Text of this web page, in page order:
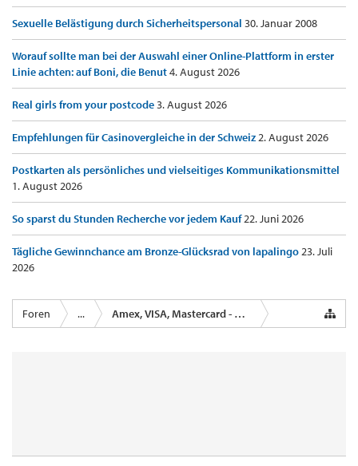
Sexuelle Belästigung durch Sicherheitspersonal 30. Januar 2008
Worauf sollte man bei der Auswahl einer Online-Plattform in erster
Linie achten: auf Boni, die Benut4. August 2026
Real girls from your postcode3. August 2026
Empfehlungen für Casinovergleiche in der Schweiz2. August 2026
Postkarten als persönliches und vielseitiges Kommunikationsmittel
1. August 2026
So sparst du Stunden Recherche vor jedem Kauf22. Juni 2026
Tägliche Gewinnchance am Bronze-Glücksrad von lapalingo23. Juli
2026
Foren ... Amex, VISA, Mastercard - Kreditkartenanbieter